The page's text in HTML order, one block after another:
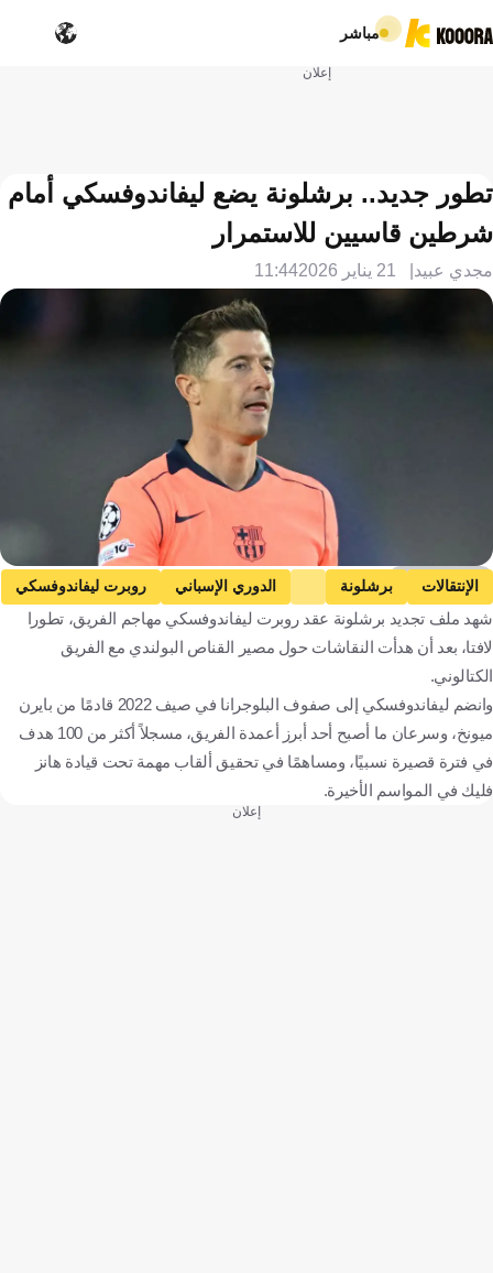
مباشر
إعلان
تطور جديد.. برشلونة يضع ليفاندوفسكي أمام
شرطين قاسيين للاستمرار
مجدي عبيد 21 يناير 2026 11:44
Getty Images
الإنتقالات برشلونة الدوري الإسباني
روبرت ليفاندوفسكي
إسبانيا
بولندا كرة قدم
شهد ملف تجديد برشلونة عقد روبرت ليفاندوفسكي مهاجم الفريق، تطورا
لافتا، بعد أن هدأت النقاشات حول مصير القناص البولندي مع الفريق
الكتالوني.
وانضم ليفاندوفسكي إلى صفوف البلوجرانا في صيف 2022 قادمًا من بايرن
ميونخ، وسرعان ما أصبح أحد أبرز أعمدة الفريق، مسجلاً أكثر من 100 هدف
في فترة قصيرة نسبيًا، ومساهمًا في تحقيق ألقاب مهمة تحت قيادة هانز
فليك في المواسم الأخيرة.
إعلان